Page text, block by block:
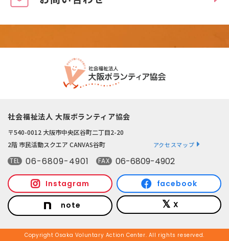
社会福祉法人 大阪ボランティア協会
〒540-0012 大阪市中央区谷町二丁目2-20
2階 市民活動スクエア CANVAS谷町
アクセスマップ
TEL 06-6809-4901 FAX 06-6809-4902
Instagram facebook
note X
Copyright Osaka Voluntary Action Center. All rights reserved.